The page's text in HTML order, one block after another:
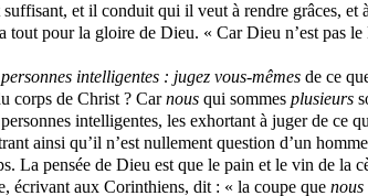
et il conduit qui il veut à rendre grâces,
tout pour la gloire de Dieu. « Car Dieu n’est pas
intelligentes : jugez vous-mêmesde ce
corps de Christ ? Carnous qui sommes plusieurs
intelligentes, les exhortant à juger de
ainsi qu’il n’est nullement question d’un
La pensée de Dieu est que le pain et le vin de la
écrivant aux Corinthiens, dit : « la coupe que nous